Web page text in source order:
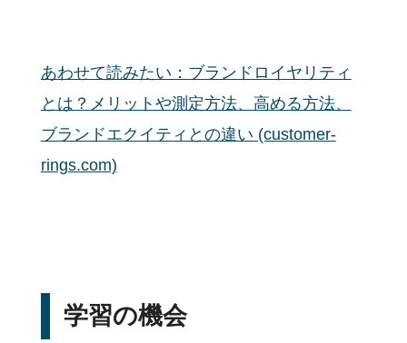
あわせて読みたい：ブランドロイヤリティ
とは？メリットや測定方法、高める方法、
ブランドエクイティとの違い (customer-
rings.com)
学習の機会